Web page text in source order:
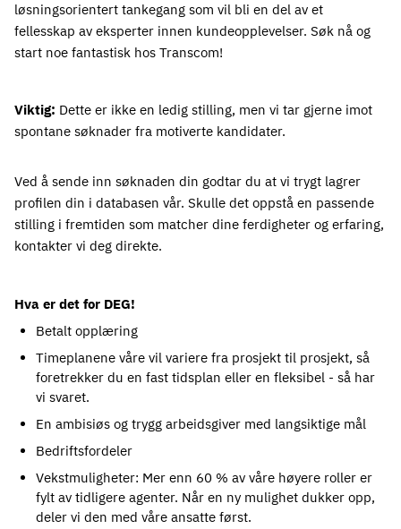
løsningsorientert tankegang som vil bli en del av et
fellesskap av eksperter innen kundeopplevelser. Søk nå og
start noe fantastisk hos Transcom!
Viktig: Dette er ikke en ledig stilling, men vi tar gjerne imot
spontane søknader fra motiverte kandidater.
Ved å sende inn søknaden din godtar du at vi trygt lagrer
profilen din i databasen vår. Skulle det oppstå en passende
stilling i fremtiden som matcher dine ferdigheter og erfaring,
kontakter vi deg direkte.
Hva er det for DEG!
Betalt opplæring
Timeplanene våre vil variere fra prosjekt til prosjekt, så
foretrekker du en fast tidsplan eller en fleksibel - så har
vi svaret.
En ambisiøs og trygg arbeidsgiver med langsiktige mål
Bedriftsfordeler
Vekstmuligheter: Mer enn 60 % av våre høyere roller er
fylt av tidligere agenter. Når en ny mulighet dukker opp,
deler vi den med våre ansatte først.